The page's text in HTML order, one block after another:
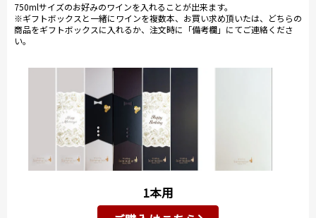
750mlサイズのお好みのワインを入れることが出来ます。
※ギフトボックスと一緒にワインを複数本、お買い求め頂いたは、どちらの
商品をギフトボックスに入れるか、注文時に「備考欄」にてご連絡くださ
い。
1本用